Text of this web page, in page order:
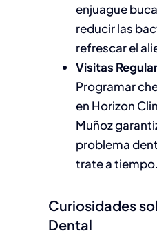
enjuague
reducir las
refrescar el
Visitas
Programar
en Horizon
Muñoz
problema
trate a tiempo.
Curiosidades
Dental